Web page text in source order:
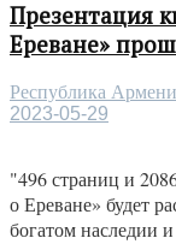
Презентация
Ереване»
Республика
2023-05-29
"496 страниц и
о Ереване» будет
богатом наследии